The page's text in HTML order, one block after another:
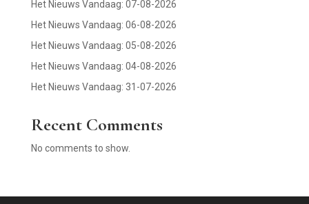
Het Nieuws Vandaag: 07-08-2026
Het Nieuws Vandaag: 06-08-2026
Het Nieuws Vandaag: 05-08-2026
Het Nieuws Vandaag: 04-08-2026
Het Nieuws Vandaag: 31-07-2026
Recent Comments
No comments to show.